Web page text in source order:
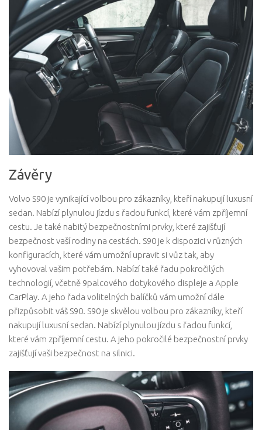
Závěry
Volvo S90 je vynikající volbou pro zákazníky, kteří nakupují luxusní
sedan. Nabízí plynulou jízdu s řadou funkcí, které vám zpříjemní
cestu. Je také nabitý bezpečnostními prvky, které zajišťují
bezpečnost vaší rodiny na cestách. S90 je k dispozici v různých
konfiguracích, které vám umožní upravit si vůz tak, aby
vyhovoval vašim potřebám. Nabízí také řadu pokročilých
technologií, včetně 9palcového dotykového displeje a Apple
CarPlay. A jeho řada volitelných balíčků vám umožní dále
přizpůsobit váš S90. S90 je skvělou volbou pro zákazníky, kteří
nakupují luxusní sedan. Nabízí plynulou jízdu s řadou funkcí,
které vám zpříjemní cestu. A jeho pokročilé bezpečnostní prvky
zajišťují vaši bezpečnost na silnici.